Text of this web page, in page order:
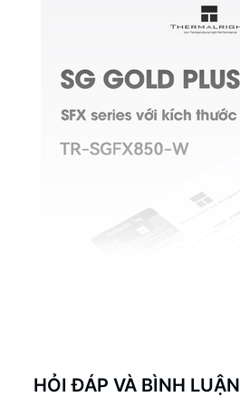
HỎI ĐÁP VÀ BÌNH LUẬN